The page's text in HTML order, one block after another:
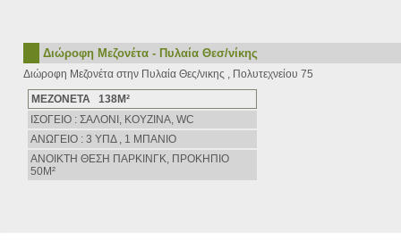
Διώροφη Μεζονέτα - Πυλαία Θεσ/νίκης
Διώροφη Μεζονέτα στην Πυλαία Θες/νικης , Πολυτεχνείου 75
ΜΕΖΟΝΕΤΑ 138Μ²
ΙΣΟΓΕΙΟ : ΣΑΛΟΝΙ, ΚΟΥΖΙΝΑ, WC
ΑΝΩΓΕΙΟ : 3 ΥΠΔ , 1 ΜΠΑΝΙΟ
ΑΝΟΙΚΤΗ ΘΕΣΗ ΠΑΡΚΙΝΓΚ, ΠΡΟΚΗΠΙΟ
50Μ²